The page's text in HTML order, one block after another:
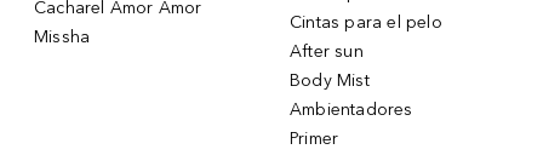
Cacharel Amor Amor
Missha
Cintas para el pelo
After sun
Body Mist
Ambientadores
Primer